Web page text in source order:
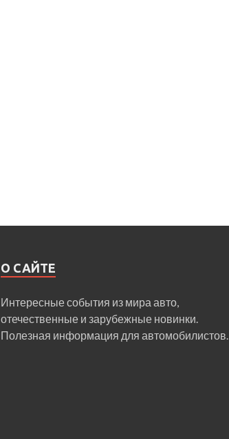
О САЙТЕ
Интересные события из мира авто,
отечественные и зарубежные новинки.
Полезная информация для автомобилистов.